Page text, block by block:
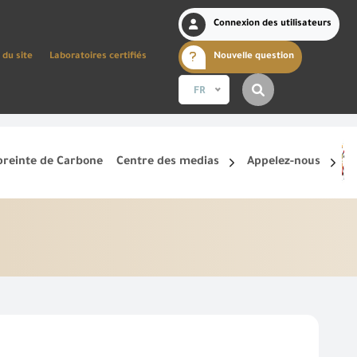
du site Laboratoires certifiés
Connexion des utilisateurs
Nouvelle question
FR
de Carbone Centre des medias Appelez-nous